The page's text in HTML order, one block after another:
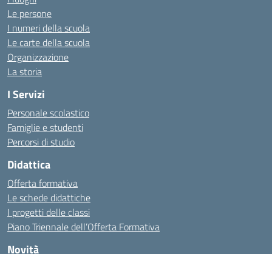
Le persone
I numeri della scuola
Le carte della scuola
Organizzazione
La storia
I Servizi
Personale scolastico
Famiglie e studenti
Percorsi di studio
Didattica
Offerta formativa
Le schede didattiche
I progetti delle classi
Piano Triennale dell’Offerta Formativa
Novità